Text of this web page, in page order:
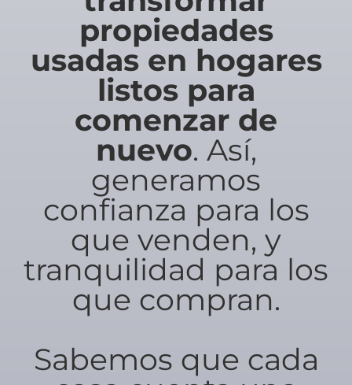
propiedades
usadas en hogares
listos para
comenzar de
nuevo. Así,
generamos
confianza para los
que venden, y
tranquilidad para los
que compran.
Sabemos que cada